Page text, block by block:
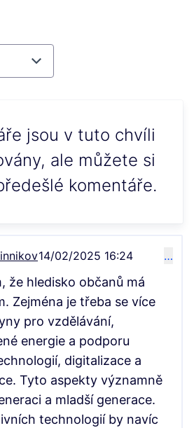
jsou v tuto chvíli
ale můžete si
komentáře.
14/02/2025 16:24 …
že hledisko občanů má
Zejména je třeba se více
pro vzdělávání,
energie a podporu
digitalizace a
Tyto aspekty významně
a mladší generace.
technologií by navíc